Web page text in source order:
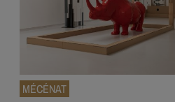
MÉCÉNAT